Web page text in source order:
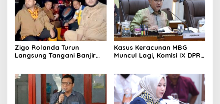
Zigo Rolanda Turun
Langsung Tangani Banjir
Kasus Keracunan MBG
Muncul Lagi, Komisi IX DPR